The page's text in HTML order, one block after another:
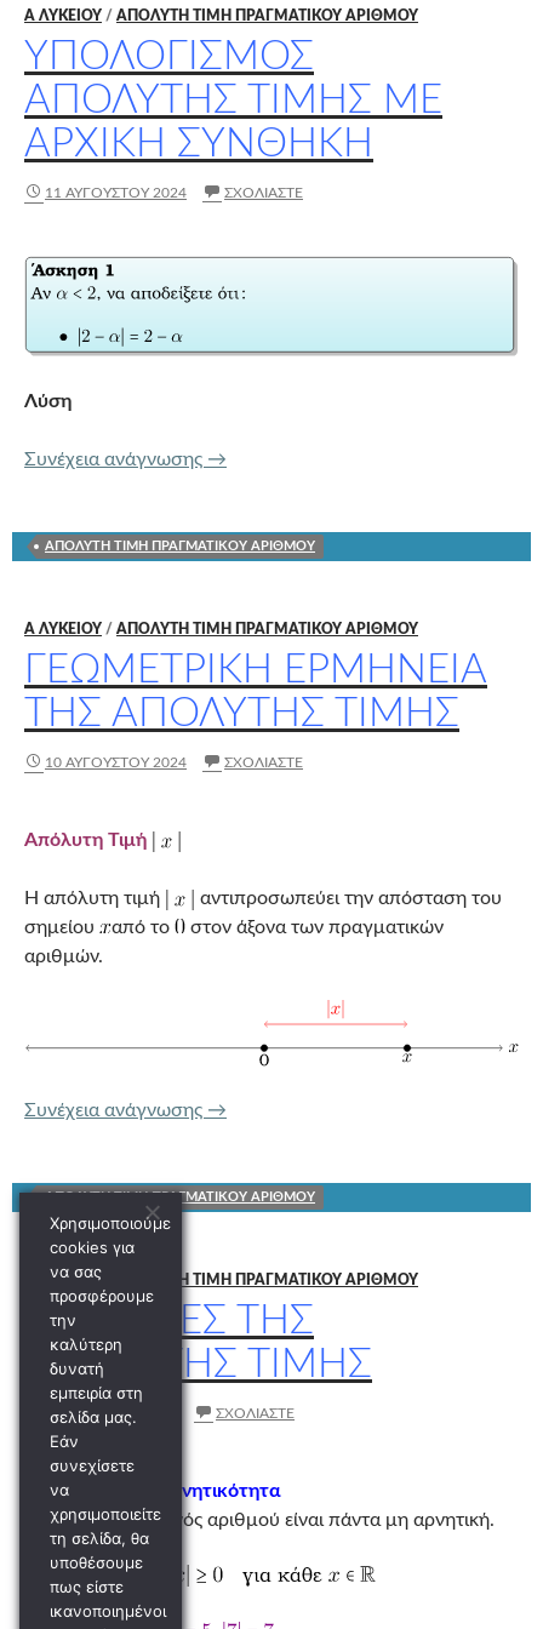
Α ΛΥΚΕΊΟΥ / ΑΠΟΛΥΤΗ ΤΙΜΗ ΠΡΑΓΜΑΤΙΚΟΥ ΑΡΙΘΜΟΥ
ΥΠΟΛΟΓΙΣΜΟΣ
ΑΠΟΛΥΤΗΣ ΤΙΜΗΣ ΜΕ
ΑΡΧΙΚΗ ΣΥΝΘΗΚΗ
11 ΑΥΓΟΎΣΤΟΥ 2024 ΣΧΟΛΙΆΣΤΕ
Λύση
Συνέχεια ανάγνωσης ΥΠΟΛΟΓΙΣΜΟΣ ΑΠΟΛΥΤΗΣ ΤΙΜΗΣ
→
ΑΠΟΛΥΤΗ ΤΙΜΗ ΠΡΑΓΜΑΤΙΚΟΥ ΑΡΙΘΜΟΥ
Α ΛΥΚΕΊΟΥ / ΑΠΟΛΥΤΗ ΤΙΜΗ ΠΡΑΓΜΑΤΙΚΟΥ ΑΡΙΘΜΟΥ
ΓΕΩΜΕΤΡΙΚΉ ΕΡΜΗΝΕΊΑ
ΤΗΣ ΑΠΌΛΥΤΗΣ ΤΙΜΉΣ
10 ΑΥΓΟΎΣΤΟΥ 2024 ΣΧΟΛΙΆΣΤΕ
Απόλυτη Τιμή
Η απόλυτη τιμή
αντιπροσωπεύει την απόσταση του
σημείου
από το
στον άξονα των πραγματικών
αριθμών.
Συνέχεια ανάγνωσης Γεωμετρική ερμηνεία της απόλυτης
→
ΑΠΟΛΥΤΗ ΤΙΜΗ ΠΡΑΓΜΑΤΙΚΟΥ ΑΡΙΘΜΟΥ
Α ΛΥΚΕΊΟΥ ΑΠΟΛΥΤΗ ΤΙΜΗ ΠΡΑΓΜΑΤΙΚΟΥ ΑΡΙΘΜΟΥ
ΙΔΙΟΤΗΤΕΣ ΤΗΣ
ΑΠΟΛΥΤΗΣ ΤΙΜΗΣ
6 ΑΥΓΟΎΣΤΟΥ 2024 ΣΧΟΛΙΆΣΤΕ
Ιδιότητα 1: Μη Αρνητικότητα
Η απόλυτη τιμή ενός αριθμού είναι πάντα μη αρνητική.
Χρησιμοποιούμε
cookies για
να σας
προσφέρουμε
την
καλύτερη
δυνατή
εμπειρία στη
σελίδα μας.
Εάν
συνεχίσετε
να
χρησιμοποιείτε
τη σελίδα, θα
υποθέσουμε
πως είστε
ικανοποιημένοι